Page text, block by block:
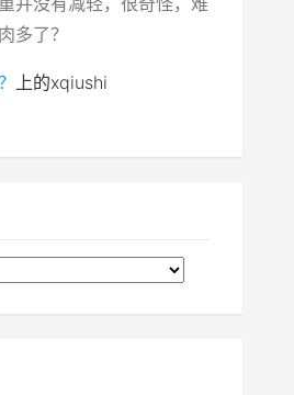
多了？
上的xqiushi